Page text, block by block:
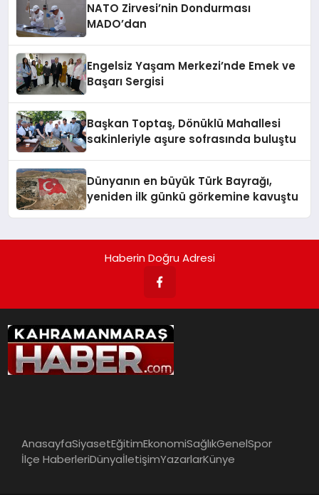
NATO Zirvesi’nin Dondurması
MADO’dan
Engelsiz Yaşam Merkezi’nde Emek ve
Başarı Sergisi
Başkan Toptaş, Dönüklü Mahallesi
sakinleriyle aşure sofrasında buluştu
Dünyanın en büyük Türk Bayrağı,
yeniden ilk günkü görkemine kavuştu
Haberin Doğru Adresi
AnasayfaSiyasetEğitimEkonomiSağlıkGenelSpor
İlçe HaberleriDünyaİletişimYazarlarKünye